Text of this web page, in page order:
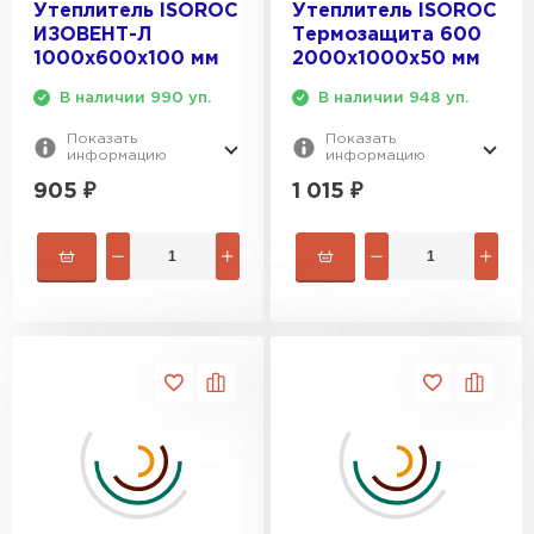
Утеплитель ISOROC
ИЗОВЕНТ-Л
1000х600х100 мм
В наличии 990 уп.
Показать
информацию
905 ₽
Утеплитель ISOROC
Термозащита 600
2000х1000х50 мм
В наличии 948 уп.
Показать
информацию
1 015 ₽